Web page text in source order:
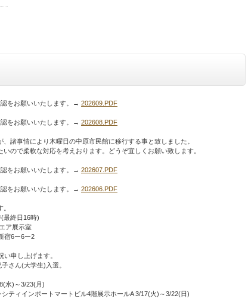
をお願いいたします。→ 202609.PDF
をお願いいたします。→ 202608.PDF
、諸事情により木曜日の中原市民館に移行する事と致しました。
ので柔軟な対応を考えおります。どうぞ宜しくお願い致します。
をお願いいたします。→ 202607.PDF
をお願いいたします。→ 202606.PDF
最終日16時)
ア展示室
宿6ー6ー2
い申し上げます。
さん(大学生)入選。
水)～3/23(月)
ティインポートマートビル4階展示ホールA 3/17(火)～3/22(日)